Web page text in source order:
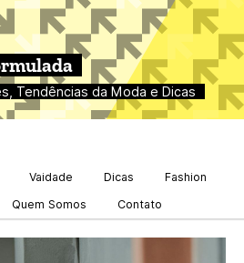
Tendências da Moda e Dicas
Vaidade Dicas Fashion
Quem Somos Contato